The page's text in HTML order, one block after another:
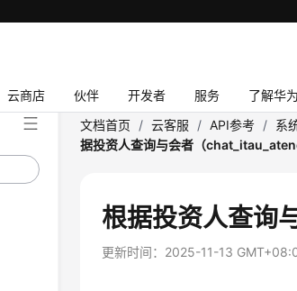
云商店 伙伴 开发者 服务 了解华
文档首页 / 云客服 / API参考 / 系
据投资人查询与会者（
根据投资人查询
更新时间： 2025-11-13